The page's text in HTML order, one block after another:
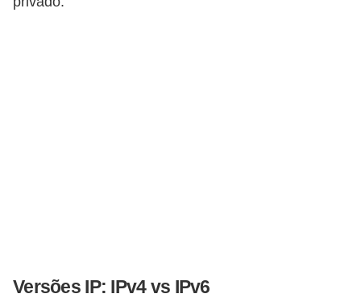
Versões IP: IPv4 vs IPv6